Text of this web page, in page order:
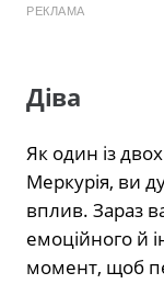
РЕКЛАМА
Діва
Як один із
Меркурія, ви
вплив. Зараз
емоційного й
момент, щоб